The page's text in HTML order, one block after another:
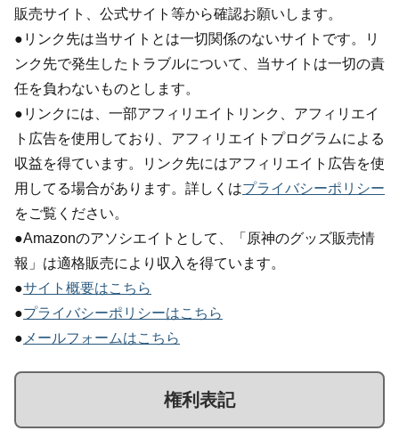
販売サイト、公式サイト等から確認お願いします。
●リンク先は当サイトとは一切関係のないサイトです。リ
ンク先で発生したトラブルについて、当サイトは一切の責
任を負わないものとします。
●リンクには、一部アフィリエイトリンク、アフィリエイ
ト広告を使用しており、アフィリエイトプログラムによる
収益を得ています。リンク先にはアフィリエイト広告を使
用してる場合があります。詳しくはプライバシーポリシー
をご覧ください。
●Amazonのアソシエイトとして、「原神のグッズ販売情
報」は適格販売により収入を得ています。
●サイト概要はこちら
●プライバシーポリシーはこちら
● メールフォームはこちら
権利表記